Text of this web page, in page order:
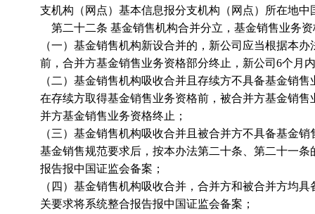
支机构（网点）基本信息报分支机构（网点）所在地
第二十二条 基金销售机构合并分立，基金销售业务
（一）基金销售机构新设合并的，新公司应当根据本
前，合并方基金销售业务资格部分终止，新公司6个月
（二）基金销售机构吸收合并且存续方不具备基金销
在存续方取得基金销售业务资格前，被合并方基金销
并方基金销售业务资格终止；
（三）基金销售机构吸收合并且被合并方不具备基金
基金销售规范要求后，按本办法第二十条、第二十一
报告报中国证监会备案；
（四）基金销售机构吸收合并，合并方和被合并方均
关要求将系统整合报告报中国证监会备案；